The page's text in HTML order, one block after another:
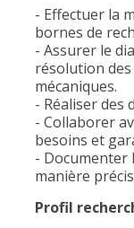
- Effectuer la
bornes de
- Assurer le
résolution
mécaniques.
- Réaliser des
- Collaborer
besoins et
- Documenter
manière
Profil